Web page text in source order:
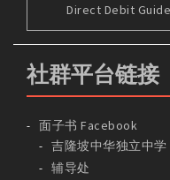
Direct Debit
社群平台链接
面子书 Facebook
吉隆坡中华独立中学
辅导处